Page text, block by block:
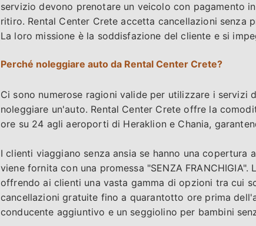
servizio devono prenotare un veicolo con pagamento
ritiro. Rental Center Crete accetta cancellazioni
La loro missione è la soddisfazione del cliente e si
Perché noleggiare auto da Rental Center Crete?
Ci sono numerose ragioni valide per utilizzare i servizi
noleggiare un'auto. Rental Center Crete offre la
ore su 24 agli aeroporti di Heraklion e Chania,
I clienti viaggiano senza ansia se hanno una
viene fornita con una promessa "SENZA
offrendo ai clienti una vasta gamma di opzioni tra cui
cancellazioni gratuite fino a quarantotto ore prima
conducente aggiuntivo e un seggiolino per bambini